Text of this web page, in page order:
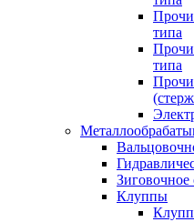
типа
типа
Зиговочное
Клуппы